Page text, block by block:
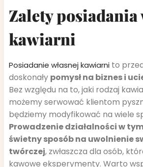
Zalety posiadania
kawiarni
Posiadanie własnej kawiarni to
doskonały pomysł na biznes i
Bez względu na to, jaki rodzaj
możemy serwować klientom
będziemy modyfikować na wiele
Prowadzenie działalności w
świetny sposób na uwolnienie
twórczej, zwłaszcza dla osób,
kawowe eksperymenty. Warto